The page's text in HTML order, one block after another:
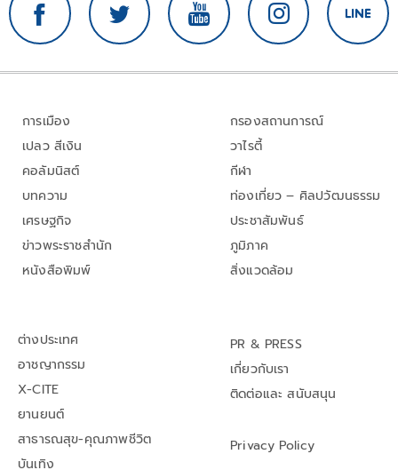
การเมือง
เปลว สีเงิน
คอลัมนิสต์
บทความ
เศรษฐกิจ
ข่าวพระราชสำนัก
หนังสือพิมพ์
กรองสถานการณ์
วาไรตี้
กีฬา
ท่องเที่ยว – ศิลปวัฒนธรรม
ประชาสัมพันธ์
ภูมิภาค
สิ่งแวดล้อม
ต่างประเทศ
อาชญากรรม
X-CITE
ยานยนต์
สาธารณสุข-คุณภาพชีวิต
บันเทิง
PR & PRESS
เกี่ยวกับเรา
ติดต่อและ สนับสนุน
Privacy Policy